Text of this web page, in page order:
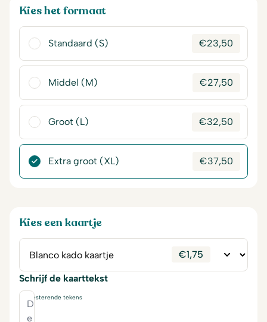
Kies het formaat
Standaard (S) €23,50
Middel (M) €27,50
Groot (L) €32,50
Extra groot (XL) €37,50
Kies een kaartje
€1,75
Schrijf de kaarttekst
resterende tekens